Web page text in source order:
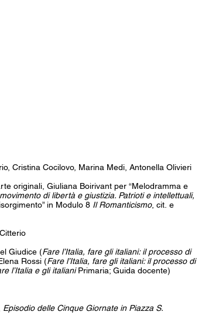
Cristina Cocilovo, Marina Medi, Antonella Olivieri
originali, Giuliana Boirivant per “Melodramma e
di libertà e giustizia. Patrioti e intellettuali,
in Modulo 8 Il Romanticismo, cit. e
Giudice (Fare l’Italia, fare gli italiani: il processo di
Rossi (Fare l’Italia, fare gli italiani: il processo di
l’Italia e gli italianiPrimaria; Guida docente)
Episodio delle Cinque Giornate in Piazza S.